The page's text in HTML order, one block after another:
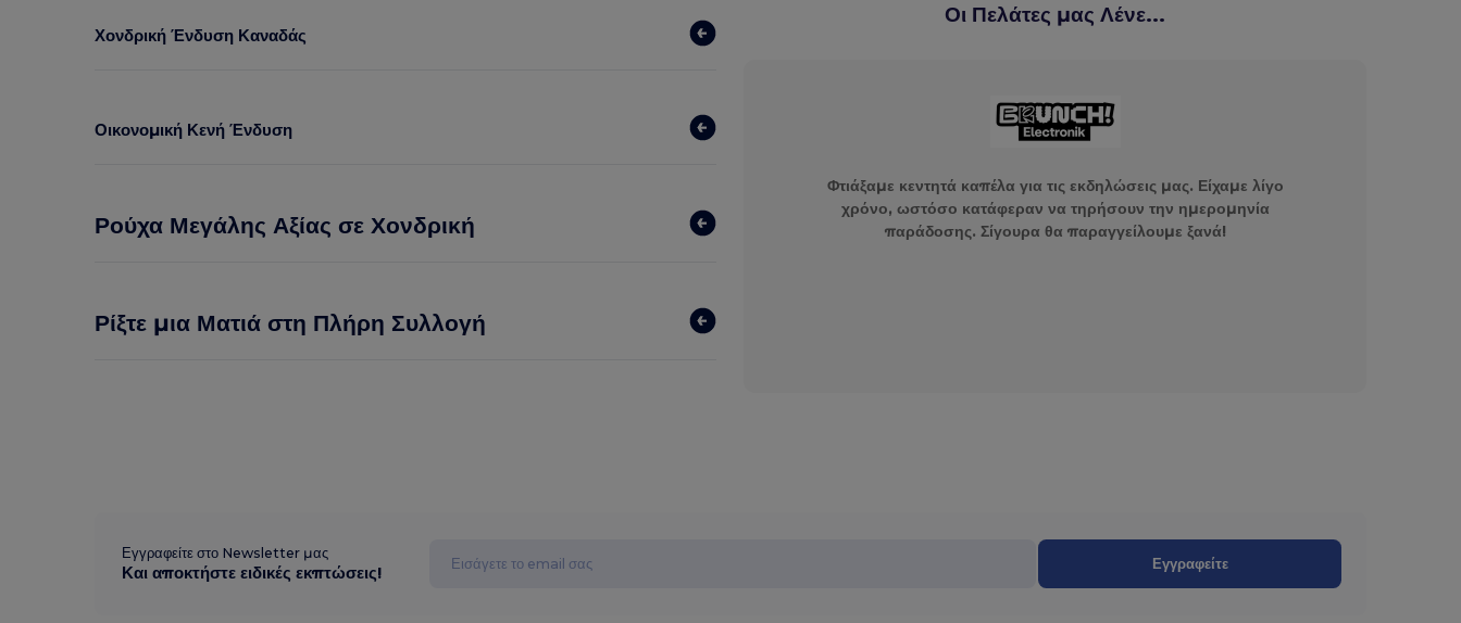
Χονδρική Ένδυση Καναδάς
Οικονομική Κενή Ένδυση
Ρούχα Μεγάλης Αξίας σε Χονδρική
Ρίξτε μια Ματιά στη Πλήρη Συλλογή
Οι Πελάτες μας Λένε...
Φτιάξαμε κεντητά καπέλα για τις εκδηλώσεις μας. Είχαμε λίγο
χρόνο, ωστόσο κατάφεραν να τηρήσουν την ημερομηνία
παράδοσης. Σίγουρα θα παραγγείλουμε ξανά!
Εγγραφείτε στο Newsletter μας
Και αποκτήστε ειδικές εκπτώσεις! Εγγραφείτε